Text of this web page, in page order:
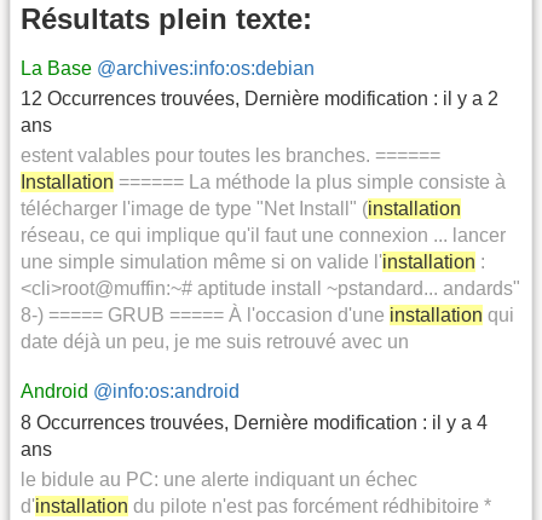
Résultats plein texte:
La Base @archives:info:os:debian
12 Occurrences trouvées, Dernière modification : il y a 2
ans
estent valables pour toutes les branches. ======
Installation ====== La méthode la plus simple consiste à
télécharger l'image de type "Net Install" (installation
réseau, ce qui implique qu'il faut une connexion ... lancer
une simple simulation même si on valide l'installation :
<cli>root@muffin:~# aptitude install ~pstandard... andards"
8-) ===== GRUB ===== À l'occasion d'une installation qui
date déjà un peu, je me suis retrouvé avec un
Android @info:os:android
8 Occurrences trouvées, Dernière modification : il y a 4
ans
le bidule au PC: une alerte indiquant un échec
d'installation du pilote n'est pas forcément rédhibitoire *